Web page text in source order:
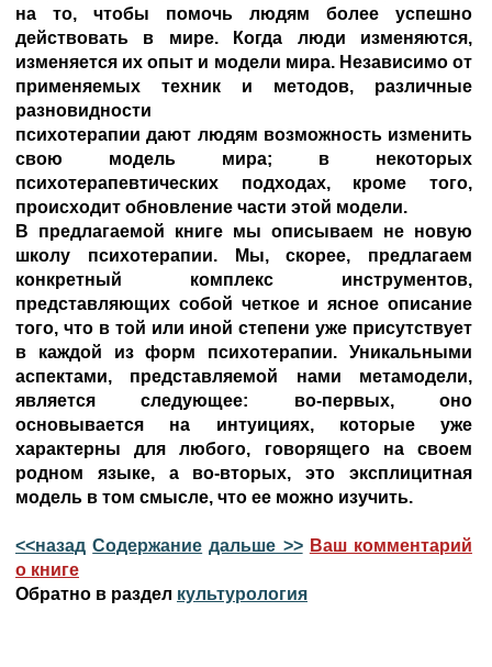
на то, чтобы помочь людям более успешно
действовать в мире. Когда люди изменяются,
изменяется их опыт и модели мира. Независимо от
применяемых техник и методов, различные
разновидности
психотерапии дают людям возможность изменить
свою модель мира; в некоторых
психотерапевтических подходах, кроме того,
происходит обновление части этой модели.
В предлагаемой книге мы описываем не новую
школу психотерапии. Мы, скорее, предлагаем
конкретный комплекс инструментов,
представляющих собой четкое и ясное описание
того, что в той или иной степени уже присутствует
в каждой из форм психотерапии. Уникальными
аспектами, представляемой нами метамодели,
является следующее: во-первых, оно
основывается на интуициях, которые уже
характерны для любого, говорящего на своем
родном языке, а во-вторых, это эксплицитная
модель в том смысле, что ее можно изучить.
<<назад Содержание дальше >> Ваш комментарий
о книге
Обратно в раздел культурология